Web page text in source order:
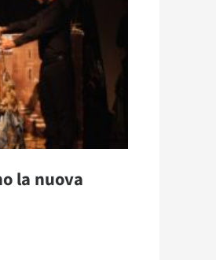
la nuova